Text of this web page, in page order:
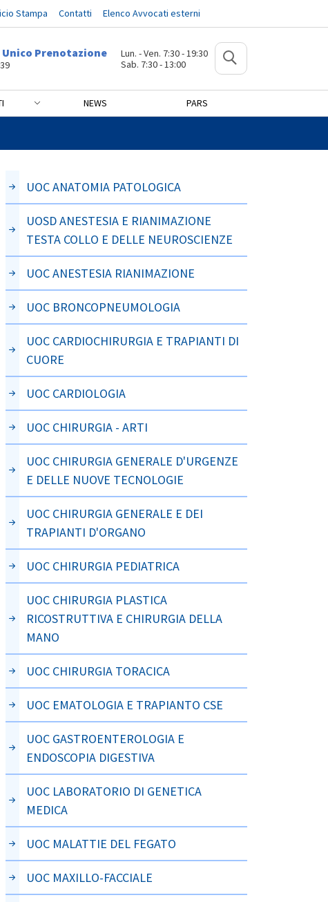
Stampa Contatti Elenco Avvocati esterni
Prenotazione
Lun. - Ven. 7:30 - 19:30
Sab. 7:30 - 13:00
NEWS PARS
UOC ANATOMIA PATOLOGICA
UOSD ANESTESIA E RIANIMAZIONE
TESTA COLLO E DELLE NEUROSCIENZE
UOC ANESTESIA RIANIMAZIONE
UOC BRONCOPNEUMOLOGIA
UOC CARDIOCHIRURGIA E TRAPIANTI DI
CUORE
UOC CARDIOLOGIA
UOC CHIRURGIA - ARTI
UOC CHIRURGIA GENERALE D'URGENZE
E DELLE NUOVE TECNOLOGIE
UOC CHIRURGIA GENERALE E DEI
TRAPIANTI D'ORGANO
UOC CHIRURGIA PEDIATRICA
UOC CHIRURGIA PLASTICA
RICOSTRUTTIVA E CHIRURGIA DELLA
MANO
UOC CHIRURGIA TORACICA
UOC EMATOLOGIA E TRAPIANTO CSE
UOC GASTROENTEROLOGIA E
ENDOSCOPIA DIGESTIVA
UOC LABORATORIO DI GENETICA
MEDICA
UOC MALATTIE DEL FEGATO
UOC MAXILLO-FACCIALE